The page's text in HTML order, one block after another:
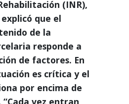
(INR),
que el
de la
responde a
de factores. En
es crítica y el
por encima de
“Cada vez entran